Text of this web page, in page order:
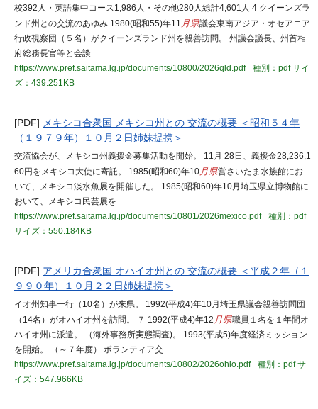
校392人・英語集中コース1,986人・その他280人総計4,601人 4 クイーンズラ
ンド州との交流のあゆみ 1980(昭和55)年11 月県議会東南アジア・オセアニア
行政視察団（５名）がクイーンズランド州を親善訪問。 州議会議長、州首相
府総務長官等と会談
https://www.pref.saitama.lg.jp/documents/10800/2026qld.pdf
種別：pdfサイ
ズ：439.251KB
[PDF] メキシコ合衆国 メキシコ州との 交流の概要 ＜昭和５４年
（１９７９年）１０月２日姉妹提携＞
交流協会が、メキシコ州義援金募集活動を開始。 11月 28日、義援金28,236,1
60円をメキシコ大使に寄託。 1985(昭和60)年10月県営さいたま水族館にお
いて、メキシコ淡水魚展を開催した。 1985(昭和60)年10月埼玉県立博物館に
おいて、メキシコ民芸展を
https://www.pref.saitama.lg.jp/documents/10801/2026mexico.pdf
種別：pdf
サイズ：550.184KB
[PDF] アメリカ合衆国 オハイオ州との 交流の概要 ＜平成２年（１
９９０年）１０月２２日姉妹提携＞
イオ州知事一行（10名）が来県。 1992(平成4)年10月埼玉県議会親善訪問団
（14名）がオハイオ州を訪問。 ７ 1992(平成4)年12 月県職員１名を１年間オ
ハイオ州に派遣。 （海外事務所実態調査)。 1993(平成5)年度経済ミッション
を開始。 （～７年度） ボランティア交
https://www.pref.saitama.lg.jp/documents/10802/2026ohio.pdf
種別：pdfサ
イズ：547.966KB